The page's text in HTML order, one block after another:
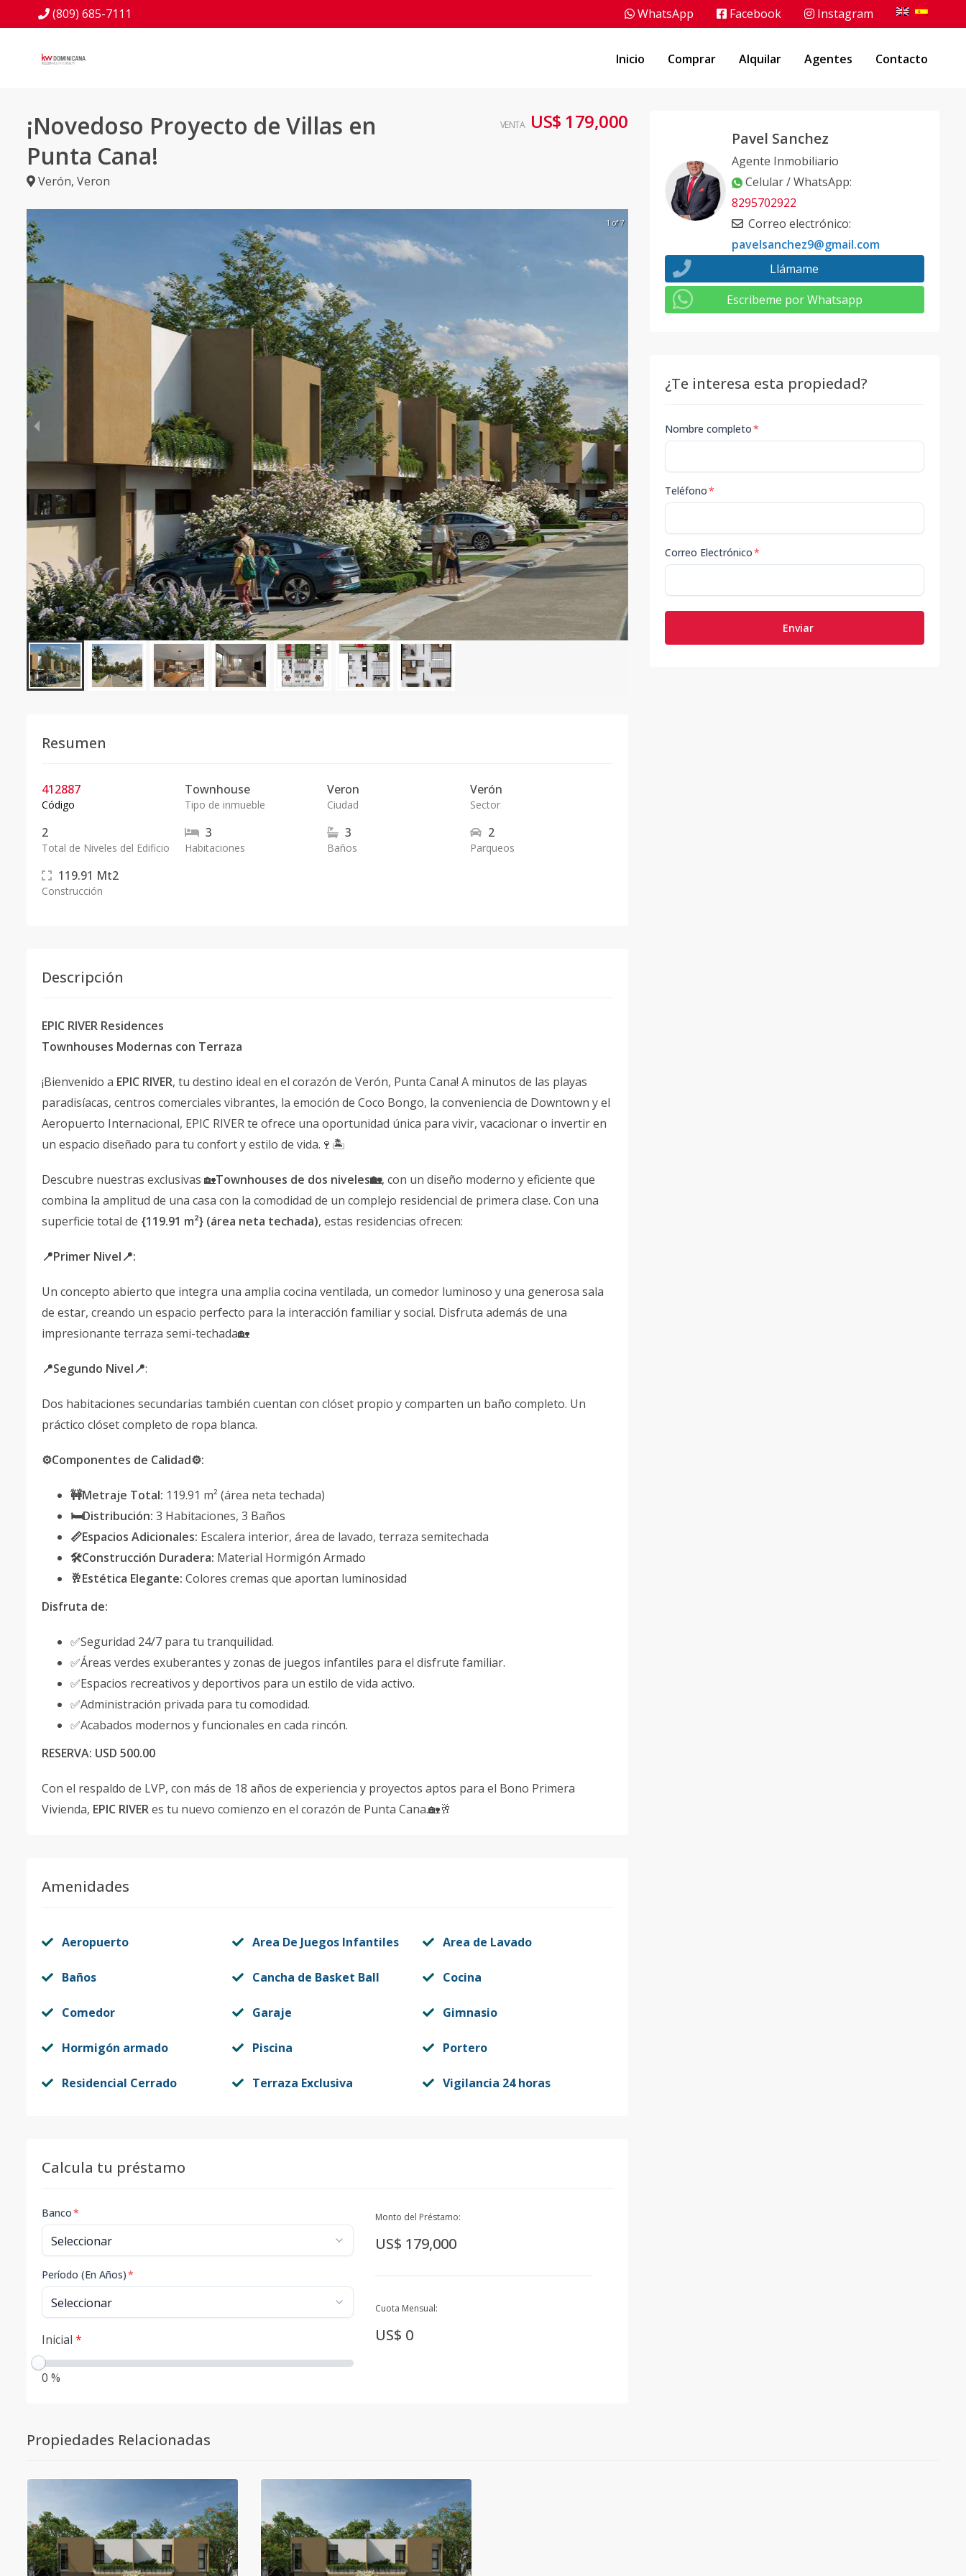
(809) 685-7111 WhatsApp Facebook Instagram
Inicio Comprar Alquilar Agentes Contacto
¡Novedoso Proyecto de Villas en
Punta Cana!
Verón, Veron
VENTA US$ 179,000
1 of 7
Resumen
412887
Código
Townhouse
Tipo de inmueble
Veron
Ciudad
Verón
Sector
2
Total de Niveles del Edificio
3
Habitaciones
3
Baños
2
Parqueos
119.91 Mt2
Construcción
Descripción
EPIC RIVER Residences
Townhouses Modernas con Terraza
¡Bienvenido a EPIC RIVER, tu destino ideal en el corazón de Verón, Punta Cana! A minutos de las playas
paradisíacas, centros comerciales vibrantes, la emoción de Coco Bongo, la conveniencia de Downtown y el
Aeropuerto Internacional, EPIC RIVER te ofrece una oportunidad única para vivir, vacacionar o invertir en
un espacio diseñado para tu confort y estilo de vida.🍷🏝
Descubre nuestras exclusivas 🏡Townhouses de dos niveles🏡, con un diseño moderno y eficiente que
combina la amplitud de una casa con la comodidad de un complejo residencial de primera clase. Con una
superficie total de {119.91 m²} (área neta techada), estas residencias ofrecen:
📍Primer Nivel📍:
Un concepto abierto que integra una amplia cocina ventilada, un comedor luminoso y una generosa sala
de estar, creando un espacio perfecto para la interacción familiar y social. Disfruta además de una
impresionante terraza semi-techada🏡
📍Segundo Nivel📍:
Dos habitaciones secundarias también cuentan con clóset propio y comparten un baño completo. Un
práctico clóset completo de ropa blanca.
⚙️Componentes de Calidad⚙️:
🚧Metraje Total: 119.91 m² (área neta techada)
🛏Distribución: 3 Habitaciones, 3 Baños
📏Espacios Adicionales: Escalera interior, área de lavado, terraza semitechada
🛠Construcción Duradera: Material Hormigón Armado
🥂Estética Elegante: Colores cremas que aportan luminosidad
Disfruta de:
✅Seguridad 24/7 para tu tranquilidad.
✅Áreas verdes exuberantes y zonas de juegos infantiles para el disfrute familiar.
✅Espacios recreativos y deportivos para un estilo de vida activo.
✅Administración privada para tu comodidad.
✅Acabados modernos y funcionales en cada rincón.
RESERVA: USD 500.00
Con el respaldo de LVP, con más de 18 años de experiencia y proyectos aptos para el Bono Primera
Vivienda, EPIC RIVERes tu nuevo comienzo en el corazón de Punta Cana.🏡🥂
Amenidades
Aeropuerto Area De Juegos Infantiles Area de Lavado
Baños Cancha de Basket Ball Cocina
Comedor Garaje Gimnasio
Hormigón armado Piscina Portero
Residencial Cerrado Terraza Exclusiva Vigilancia 24 horas
Calcula tu préstamo
Banco*
Período (En Años)*
Inicial *
0 %
Monto del Préstamo:
US$ 179,000
Cuota Mensual:
US$ 0
Pavel Sanchez
Agente Inmobiliario
Celular / WhatsApp:
8295702922
Correo electrónico:
pavelsanchez9@gmail.com
Llámame
Escribeme por Whatsapp
¿Te interesa esta propiedad?
Nombre completo*
Teléfono*
Correo Electrónico*
Enviar
Propiedades Relacionadas